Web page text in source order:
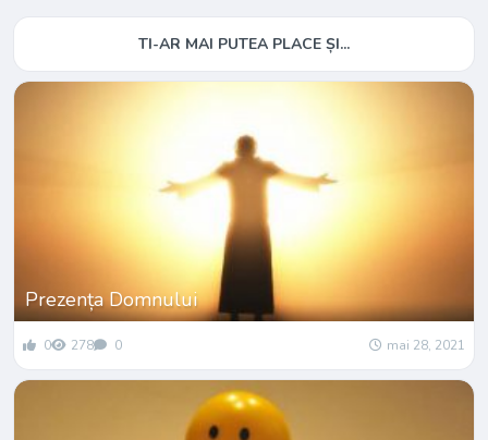
TI-AR MAI PUTEA PLACE ȘI...
Prezența Domnului
0 278 0 mai 28, 2021